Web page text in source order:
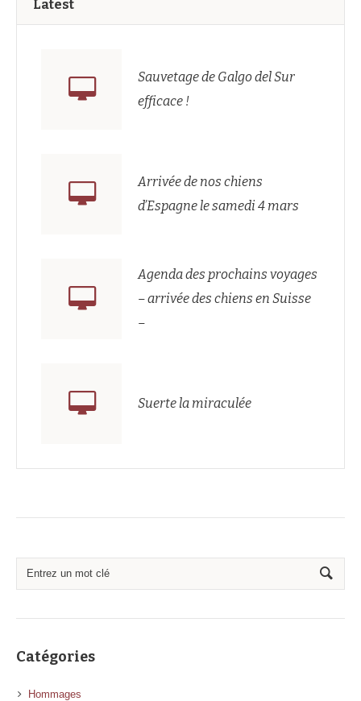
Latest
Sauvetage de Galgo del Sur
efficace !
Arrivée de nos chiens
d’Espagne le samedi 4 mars
Agenda des prochains voyages
– arrivée des chiens en Suisse
–
Suerte la miraculée
Catégories
Hommages